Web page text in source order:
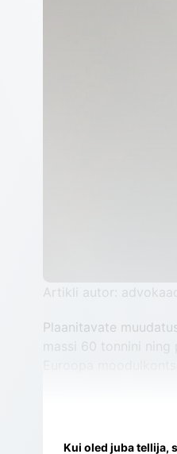
Artikli autor:
Plaanitavate
massi 60 tonnini
Kui oled juba tellija,